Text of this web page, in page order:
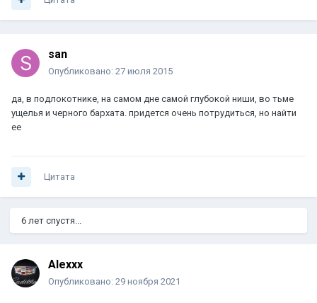
san
Опубликовано: 27 июля 2015
да, в подлокотнике, на самом дне самой глубокой ниши, во тьме
ущелья и черного бархата. придется очень потрудиться, но найти
ее
Цитата
6 лет спустя...
Alexxx
Опубликовано: 29 ноября 2021